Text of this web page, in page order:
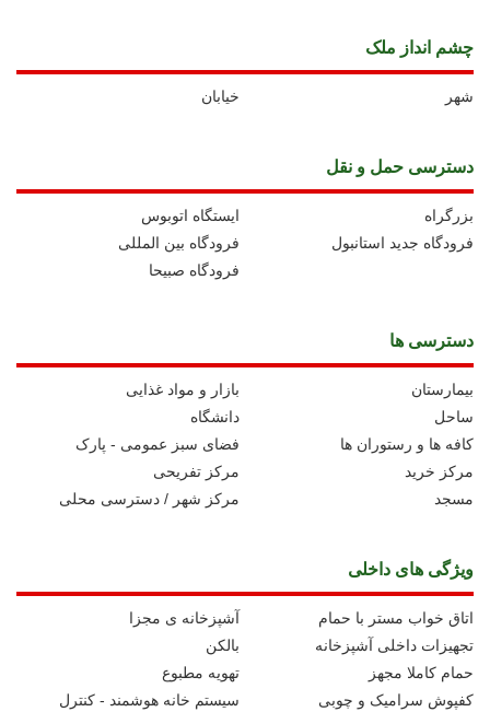
چشم انداز ملک
خیابان شهر
دسترسی حمل و نقل
ايستگاه اتوبوس
بزرگراه
فرودگاه بین المللی
فرودگاه جدید استانبول
فرودگاه صبیحا
دسترسی ها
بازار و مواد غذایی
بیمارستان
دانشگاه
ساحل
فضای سبز عمومی - پارک
کافه ها و رستوران ها
مرکز تفریحی
مرکز خرید
مرکز شهر / دسترسی محلی
مسجد
ویژگی های داخلی
آشپزخانه ی مجزا
اتاق خواب مستر با حمام
بالکن
تجهیزات داخلی آشپزخانه
تهویه مطبوع
حمام کاملا مجهز
سیستم خانه هوشمند - کنترل
کفپوش سرامیک و چوبی